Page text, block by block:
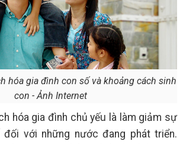
hóa gia đình con số và khoảng cách sinh
con - Ảnh Internet
hóa gia đình chủ yếu là làm giảm sự
với những nước đang phát triển.